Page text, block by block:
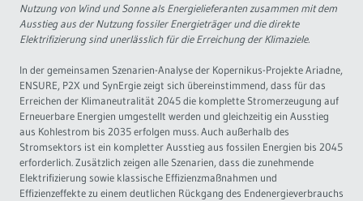
Nutzung von Wind und Sonne als Energielieferanten zusammen mit dem
Ausstieg aus der Nutzung fossiler Energieträger und die direkte
Elektrifizierung sind unerlässlich für die Erreichung der Klimaziele.
In der gemeinsamen Szenarien-Analyse der Kopernikus-Projekte Ariadne,
ENSURE, P2X und SynErgie zeigt sich übereinstimmend, dass für das
Erreichen der Klimaneutralität 2045 die komplette Stromerzeugung auf
Erneuerbare Energien umgestellt werden und gleichzeitig ein Ausstieg
aus Kohlestrom bis 2035 erfolgen muss. Auch außerhalb des
Stromsektors ist ein kompletter Ausstieg aus fossilen Energien bis 2045
erforderlich. Zusätzlich zeigen alle Szenarien, dass die zunehmende
Elektrifizierung sowie klassische Effizienzmaßnahmen und
Effizienzeffekte zu einem deutlichen Rückgang des Endenergieverbrauchs
Themen Übersicht